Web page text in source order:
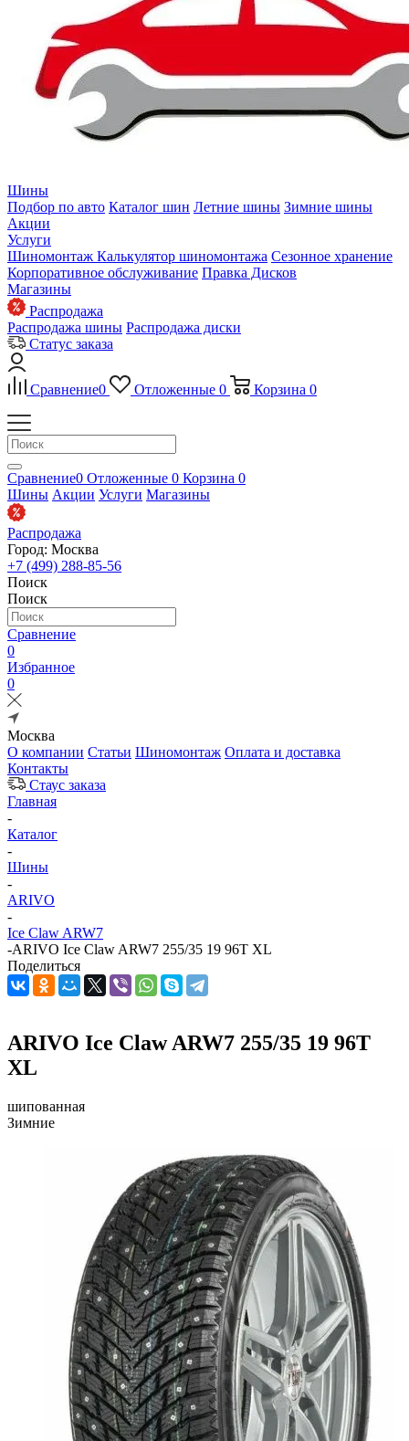
Шины
Подбор по авто Каталог шин Летние шины Зимние шины
Акции
Услуги
Шиномонтаж Калькулятор шиномонтажа Сезонное хранение
Корпоративное обслуживание Правка Дисков
Магазины
Распродажа
Распродажа шины Распродажа диски
Статус заказа
Сравнение0 Отложенные 0 Корзина 0
Сравнение0 Отложенные 0 Корзина 0
Шины Акции Услуги Магазины
Распродажа
Город: Москва
+7 (499) 288-85-56
Поиск
Поиск
Сравнение
0
Избранное
0
Москва
О компании Статьи Шиномонтаж Оплата и доставка
Контакты
Стаус заказа
Главная
-
Каталог
-
Шины
-
ARIVO
-
Ice Claw ARW7
-ARIVO Ice Claw ARW7 255/35 19 96T XL
Поделиться
ARIVO Ice Claw ARW7 255/35 19 96T
XL
шипованная
Зимние